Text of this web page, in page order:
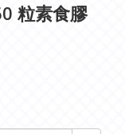
粒素食膠